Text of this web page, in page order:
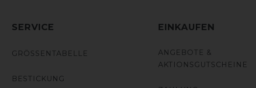
SERVICE
GRÖSSENTABELLE
BESTICKUNG
EINKAUFEN
ANGEBOTE &
AKTIONSGUTSCHEINE